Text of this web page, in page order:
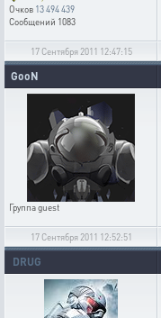
Очков 13 494 439
Сообщений 1083
17 Сентября 2011 12:47:15
GooN
Группаguest
17 Сентября 2011 12:52:51
DRUG